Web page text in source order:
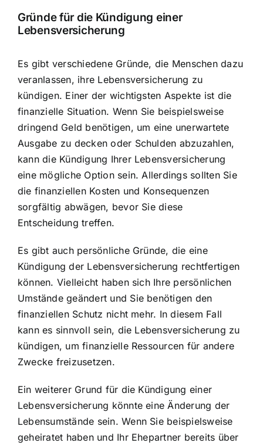
Gründe für die Kündigung einer
Lebensversicherung
Es gibt verschiedene Gründe, die Menschen dazu
veranlassen, ihre Lebensversicherung zu
kündigen. Einer der wichtigsten Aspekte ist die
finanzielle Situation. Wenn Sie beispielsweise
dringend Geld benötigen, um eine unerwartete
Ausgabe zu decken oder Schulden abzuzahlen,
kann die Kündigung Ihrer Lebensversicherung
eine mögliche Option sein. Allerdings sollten Sie
die finanziellen Kosten und Konsequenzen
sorgfältig abwägen, bevor Sie diese
Entscheidung treffen.
Es gibt auch persönliche Gründe, die eine
Kündigung der Lebensversicherung rechtfertigen
können. Vielleicht haben sich Ihre persönlichen
Umstände geändert und Sie benötigen den
finanziellen Schutz nicht mehr. In diesem Fall
kann es sinnvoll sein, die Lebensversicherung zu
kündigen, um finanzielle Ressourcen für andere
Zwecke freizusetzen.
Ein weiterer Grund für die Kündigung einer
Lebensversicherung könnte eine Änderung der
Lebensumstände sein. Wenn Sie beispielsweise
geheiratet haben und Ihr Ehepartner bereits über